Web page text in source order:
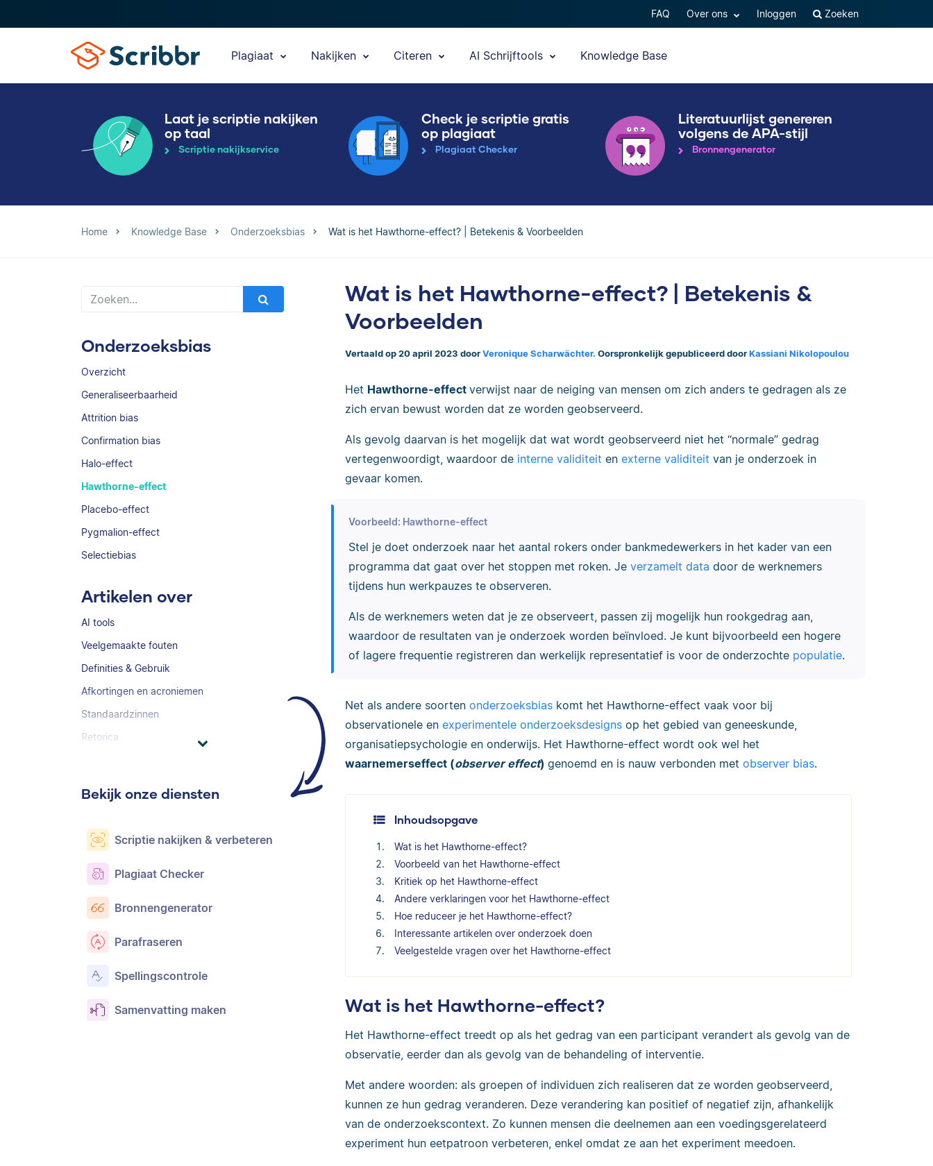
FAQ Over ons Inloggen Zoeken
Plagiaat Nakijken Citeren AI Schrijftools Knowledge Base
Laat je scriptie nakijken
op taal
Scriptie nakijkservice
Check je scriptie gratis
op plagiaat
Plagiaat Checker
Literatuurlijst genereren
volgens de APA-stijl
Bronnengenerator
Home Knowledge Base Onderzoeksbias Wat is het Hawthorne-effect? | Betekenis & Voorbeelden
Onderzoeksbias
Overzicht
Generaliseerbaarheid
Attrition bias
Confirmation bias
Halo-effect
Hawthorne-effect
Placebo-effect
Pygmalion-effect
Selectiebias
Artikelen over
AI tools
Veelgemaakte fouten
Definities & Gebruik
Afkortingen en acroniemen
Standaardzinnen
Retorica
Bekijk onze diensten
Scriptie nakijken & verbeteren
Plagiaat Checker
Bronnengenerator
Parafraseren
Spellingscontrole
Samenvatting maken
Wat is het Hawthorne-effect? | Betekenis &
Voorbeelden
Vertaald op 20 april 2023 door Veronique Scharwächter. Oorspronkelijk gepubliceerd door Kassiani Nikolopoulou
Het Hawthorne-effect verwijst naar de neiging van mensen om zich anders te gedragen als ze
zich ervan bewust worden dat ze worden geobserveerd.
Als gevolg daarvan is het mogelijk dat wat wordt geobserveerd niet het “normale” gedrag
vertegenwoordigt, waardoor de interne validiteit en externe validiteit van je onderzoek in
gevaar komen.
Voorbeeld: Hawthorne-effect
Stel je doet onderzoek naar het aantal rokers onder bankmedewerkers in het kader van een
programma dat gaat over het stoppen met roken. Je verzamelt data door de werknemers
tijdens hun werkpauzes te observeren.
Als de werknemers weten dat je ze observeert, passen zij mogelijk hun rookgedrag aan,
waardoor de resultaten van je onderzoek worden beïnvloed. Je kunt bijvoorbeeld een hogere
of lagere frequentie registreren dan werkelijk representatief is voor de onderzochte populatie.
Net als andere soorten onderzoeksbias komt het Hawthorne-effect vaak voor bij
observationele en experimentele onderzoeksdesigns op het gebied van geneeskunde,
organisatiepsychologie en onderwijs. Het Hawthorne-effect wordt ook wel het
waarnemerseffect (observer effect) genoemd en is nauw verbonden met observer bias.
Inhoudsopgave
Wat is het Hawthorne-effect?
Voorbeeld van het Hawthorne-effect
Kritiek op het Hawthorne-effect
Andere verklaringen voor het Hawthorne-effect
Hoe reduceer je het Hawthorne-effect?
Interessante artikelen over onderzoek doen
Veelgestelde vragen over het Hawthorne-effect
Wat is het Hawthorne-effect?
Het Hawthorne-effect treedt op als het gedrag van een participant verandert als gevolg van de
observatie, eerder dan als gevolg van de behandeling of interventie.
Met andere woorden: als groepen of individuen zich realiseren dat ze worden geobserveerd,
kunnen ze hun gedrag veranderen. Deze verandering kan positief of negatief zijn, afhankelijk
van de onderzoekscontext. Zo kunnen mensen die deelnemen aan een voedingsgerelateerd
experiment hun eetpatroon verbeteren, enkel omdat ze aan het experiment meedoen.